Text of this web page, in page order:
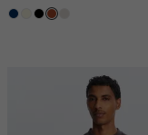
donkerblauw
wit,zwart
bruin